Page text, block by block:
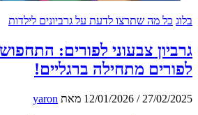
מה שתרצו לדעת על גרביונים לילדות
צבעוני לפורים: התחפושת
מתחילה ברגליים!
27/
/
12/01/2026מאתyaron